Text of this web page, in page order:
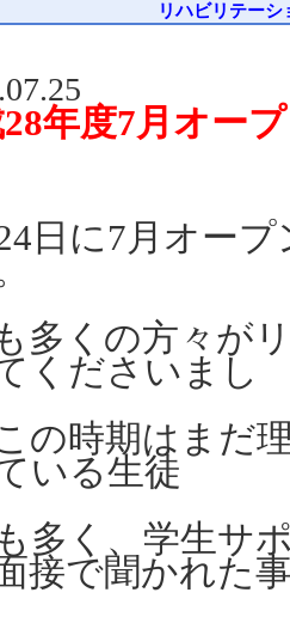
リハビリテー
年度7月オー
日に7月オー
多くの方々が
くださいまし
の時期はまだ
いる生徒
多く、学生サ
接で聞かれた